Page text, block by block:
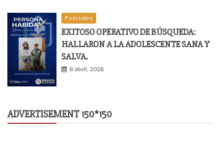
Policiales
EXITOSO OPERATIVO DE BÚSQUEDA:
HALLARON A LA ADOLESCENTE SANA Y
SALVA.
8 abril, 2026
ADVERTISEMENT 150*150